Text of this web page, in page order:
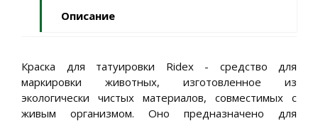
Описание
Краска для татуировки Ridex - средство для
маркировки животных, изготовленное из
экологически чистых материалов, совместимых с
живым организмом. Оно предназначено для